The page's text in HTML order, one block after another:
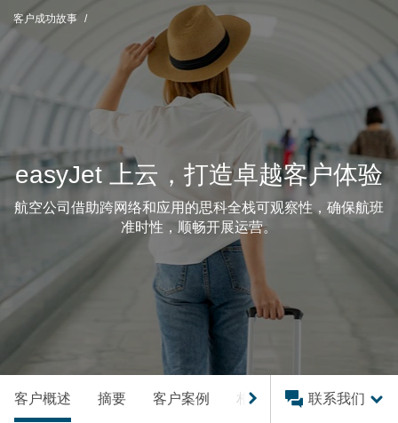
客户成功故事
easyJet 上云，打造卓越客户体验
航空公司借助跨网络和应用的思科全栈可观察性，确保航班
准时性，顺畅开展运营。
客户概述 摘要 客户案例 相关内容 联系我们